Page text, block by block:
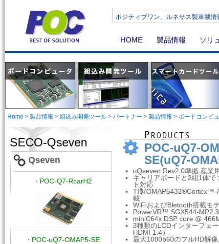
ポジティブワン、ルネサス製車載
HOME 製品情報 ソリ
Home > 製品情報 > 組込み開発ツール > パートナー > 製品情報 > ボードコンピ
SECO-Qseven
Qseven
・ POC-Q7-RcarH2
・ POC-uQ7-OMAP5-SE
POC-uQ7-
SE(uQ7-
uQseven Rev2.0準拠 産業
キャリアボードと2組1体で
ト対応
TI製OMAP5432®Cortex™-
載
WiFiおよびBletooth搭載モ
PowerVR™ SGX544-MP2
miniC64x DSP core @
3種類のLCDインターフェ
HDMI 1.4）
最大1080p60のフルHD解